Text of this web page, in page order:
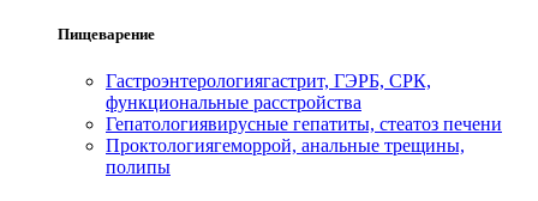
Пищеварение
Гастроэнтерологиягастрит, ГЭРБ, СРК,
функциональные расстройства
Гепатологиявирусные гепатиты, стеатоз печени
Проктологиягеморрой, анальные трещины,
полипы